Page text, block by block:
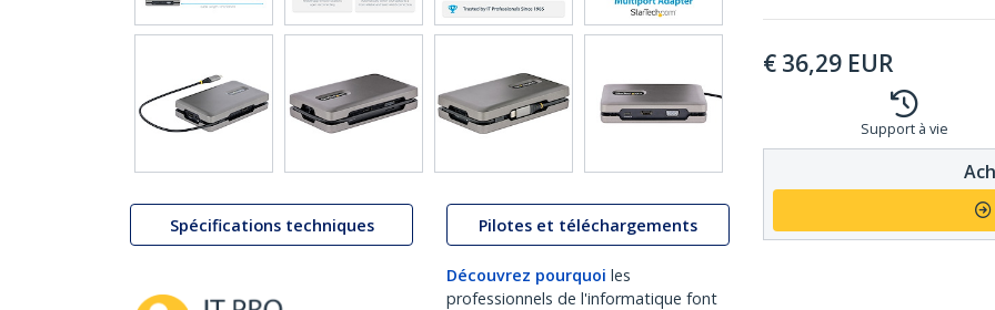
Spécifications techniques Pilotes et téléchargements
Découvrez pourquoi les
professionnels de l'informatique font
€ 36,29 EUR
Support à vie